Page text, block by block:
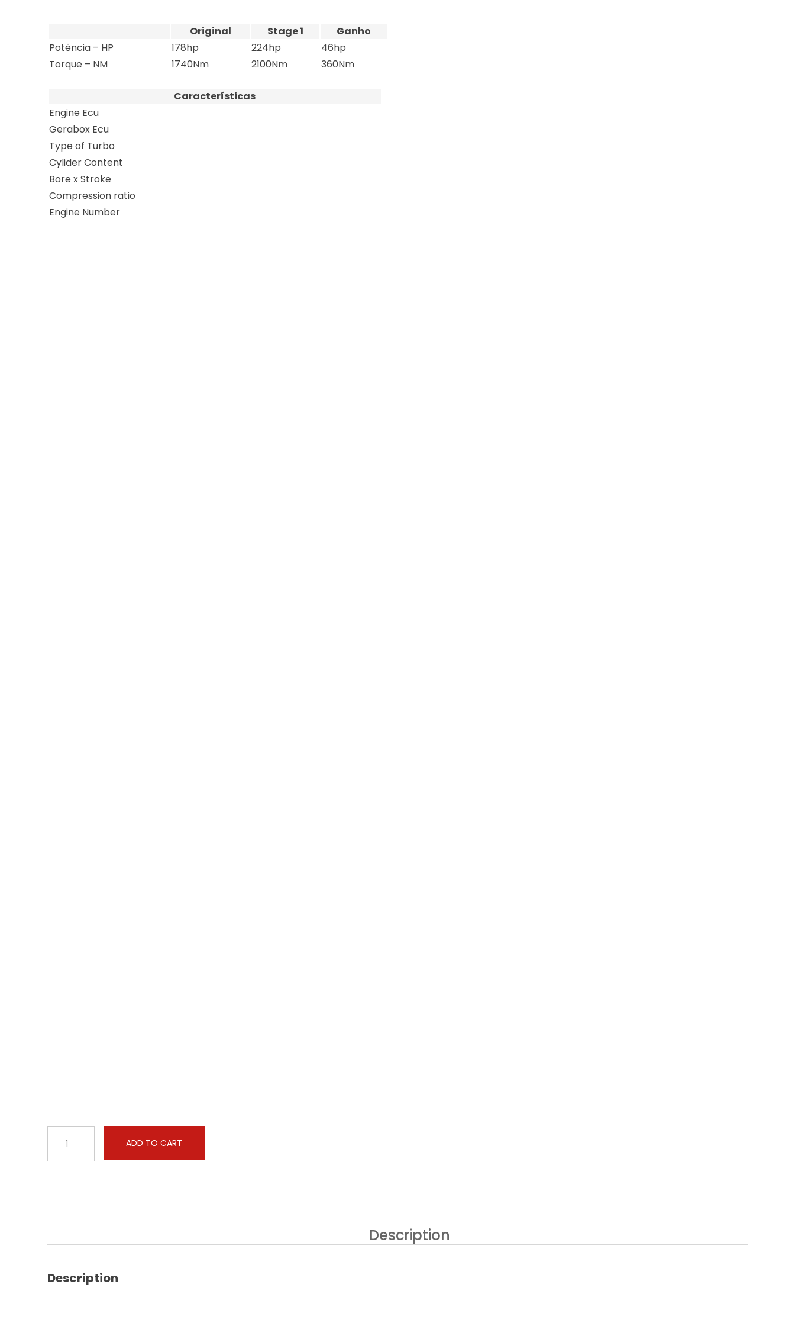
Original Stage 1
Ganho
Potência – HP
178hp 224hp
46hp
Torque – NM
1740Nm 2100Nm 360Nm
Características
Engine Ecu
Gerabox Ecu
Type of Turbo
Cylider Content
Bore x Stroke
Compression ratio
Engine Number
Magnum
quantity
ADD TO CART
Description
Description